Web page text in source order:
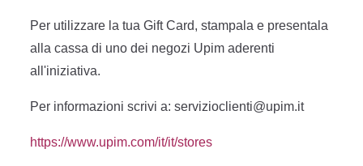
Per utilizzare la tua Gift Card, stampala e presentala
alla cassa di uno dei negozi Upim aderenti
all'iniziativa.
Per informazioni scrivi a: servizioclienti@upim.it
https://www.upim.com/it/it/stores